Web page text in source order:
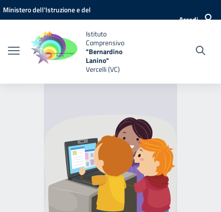
Vai ai contenuti
Vai al menu di navigazione
Vai al footer
Ministero dell'Istruzione e del
Accedi
Istituto
Comprensivo
"Bernardino
Lanino"
Vercelli (VC)